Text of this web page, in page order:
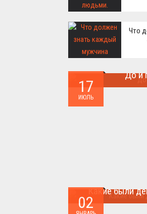
Что
17
ИЮЛЬ
До и
02
Какие были